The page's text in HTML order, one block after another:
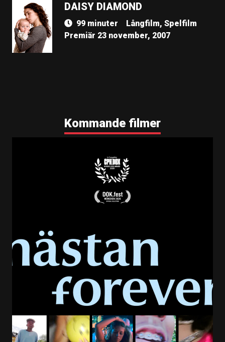
DAISY DIAMOND
99 minuter
Långfilm, Spelfilm
Premiär 23 november, 2007
Kommande filmer